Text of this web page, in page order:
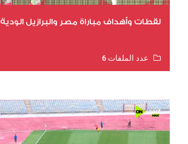
لقطات وأهداف مباراة مصر والبرازيل الودية
عدد الملفات 6